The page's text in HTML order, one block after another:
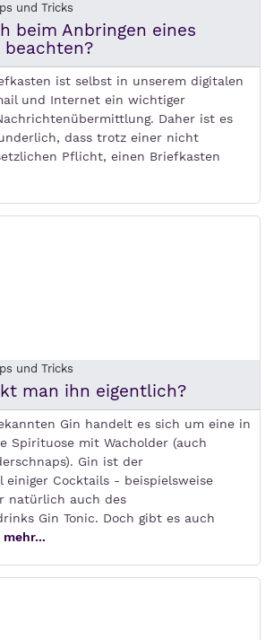
und Tricks
beim Anbringen eines
beachten?
ist selbst in unserem digitalen
und Internet ein wichtiger
Daher ist es
dass trotz einer nicht
Pflicht, einen Briefkasten
und Tricks
man ihn eigentlich?
Gin handelt es sich um eine in
Spirituose mit Wacholder (auch
Gin ist der
einiger Cocktails - beispielsweise
natürlich auch des
Gin Tonic. Doch gibt es auch
mehr...